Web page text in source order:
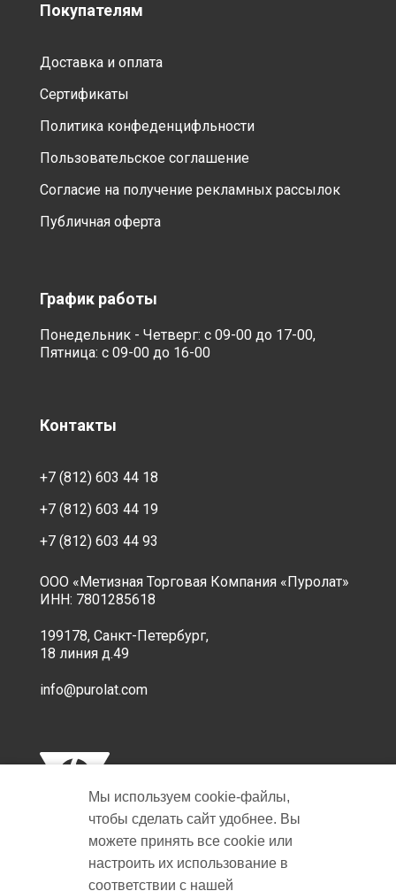
Покупателям
Доставка и оплата
Сертификаты
Политика конфеденцифльности
Пользовательское соглашение
Согласие на получение рекламных рассылок
Публичная оферта
График работы
Понедельник - Четверг: с 09-00 до 17-00,
Пятница: с 09-00 до 16-00
Контакты
+7 (812) 603 44 18
+7 (812) 603 44 19
+7 (812) 603 44 93
ООО «Метизная Торговая Компания «Пуролат»
ИНН: 7801285618
199178, Санкт-Петербург,
18 линия д.49
info@purolat.com
Copyright © 2001-2026 Пуролат.
Мы используем cookie‑файлы,
чтобы сделать сайт удобнее. Вы
можете принять все cookie или
настроить их использование в
соответствии с нашей